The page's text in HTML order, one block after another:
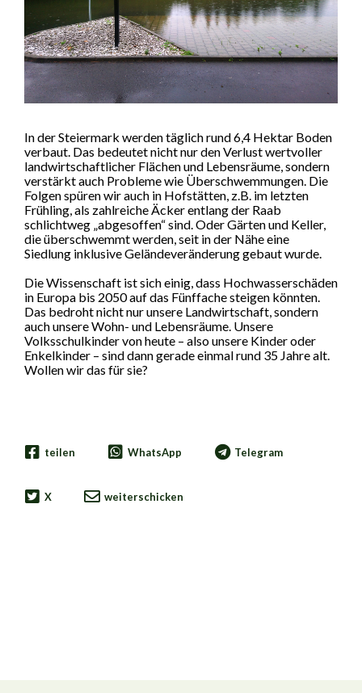
In der Steiermark werden täglich rund 6,4 Hektar Boden
verbaut. Das bedeutet nicht nur den Verlust wertvoller
landwirtschaftlicher Flächen und Lebensräume, sondern
verstärkt auch Probleme wie Überschwemmungen. Die
Folgen spüren wir auch in Hofstätten, z.B. im letzten
Frühling, als zahlreiche Äcker entlang der Raab
schlichtweg „abgesoffen“ sind. Oder Gärten und Keller,
die überschwemmt werden, seit in der Nähe eine
Siedlung inklusive Geländeveränderung gebaut wurde.
Die Wissenschaft ist sich einig, dass Hochwasserschäden
in Europa bis 2050 auf das Fünffache steigen könnten.
Das bedroht nicht nur unsere Landwirtschaft, sondern
auch unsere Wohn- und Lebensräume. Unsere
Volksschulkinder von heute – also unsere Kinder oder
Enkelkinder – sind dann gerade einmal rund 35 Jahre alt.
Wollen wir das für sie?
teilen WhatsApp Telegram
X weiterschicken